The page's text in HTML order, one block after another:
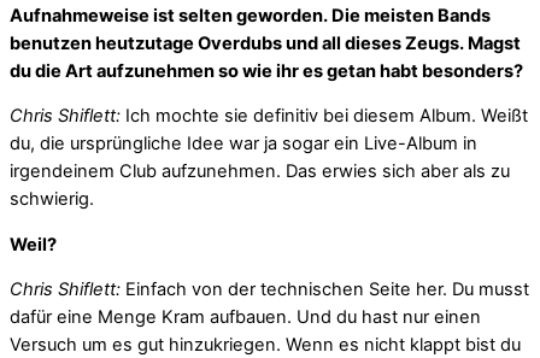
Aufnahmeweise ist selten geworden. Die meisten Bands
benutzen heutzutage Overdubs und all dieses Zeugs. Magst
du die Art aufzunehmen so wie ihr es getan habt besonders?
Chris Shiflett: Ich mochte sie definitiv bei diesem Album. Weißt
du, die ursprüngliche Idee war ja sogar ein Live-Album in
irgendeinem Club aufzunehmen. Das erwies sich aber als zu
schwierig.
Weil?
Chris Shiflett: Einfach von der technischen Seite her. Du musst
dafür eine Menge Kram aufbauen. Und du hast nur einen
Versuch um es gut hinzukriegen. Wenn es nicht klappt bist du